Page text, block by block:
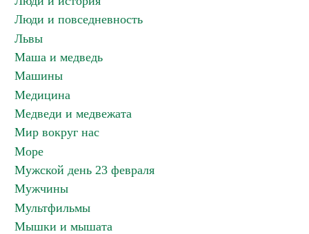
Люди и повседневность
Львы
Маша и медведь
Машины
Медицина
Медведи и медвежата
Мир вокруг нас
Море
Мужской день 23 февраля
Мужчины
Мультфильмы
Мышки и мышата